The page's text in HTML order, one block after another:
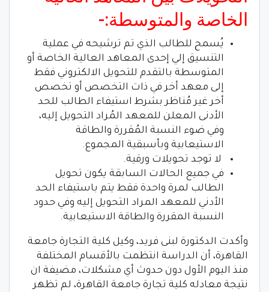
الخاصة والمتوسطة:-
يُسمح للطالب الذي تم ترشيحه في عملية
التنسيق إلي إحدى المعاهد العالية الخاصة أو
المتوسطة بالتقدم للتحويل الالكتروني فقط
إلى معهد أخر في ذات التخصص أو تخصص
أخر غير مُناظر بشرط استيفاء الطالب للحد
الأدنى المعلن للمعهد المُراد التحويل إليه،
وفي ضوء النسبة المُقررة والطاقة
الاستيعابية وبأسبقية المجموع.
لا توجد تحويلات ورقية.
في جميع الحالات السابقة يكون تحويل
الطالب لمرة واحدة فقط يتم باستيفاء الحد
الأدني للمعهد المراد التحويل إليه وفي حدود
النسبة المقررة والطاقة الاستيعابية.
وأكدت الدكتورة لبنى فريد، وكيل كلية التجارة جامعة
القاهرة، أن الدراسة انتظمت بالأقسام المختلفة
منذ اليوم الأول دون حدوث أي مشكلات، مضيفة ان
نتيجة معادله كلية تجارة جامعة القاهرة، لم تظهر